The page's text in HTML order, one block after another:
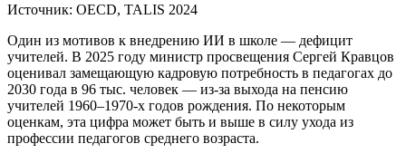
Источник: OECD, TALIS 2024
Один из мотивов к внедрению ИИ в школе — дефицит
учителей. В 2025 году министр просвещения Сергей Кравцов
оценивал замещающую кадровую потребность в педагогах до
2030 года в 96 тыс. человек — из-за выхода на пенсию
учителей 1960–1970-х годов рождения. По некоторым
оценкам, эта цифра может быть и выше в силу ухода из
профессии педагогов среднего возраста.